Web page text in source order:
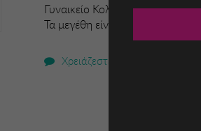
Γυναικείο Κολάν Miorre. 46%
Τα μεγέθη είναι ευρωπαϊκά
Χρειάζεστε βοήθεια;